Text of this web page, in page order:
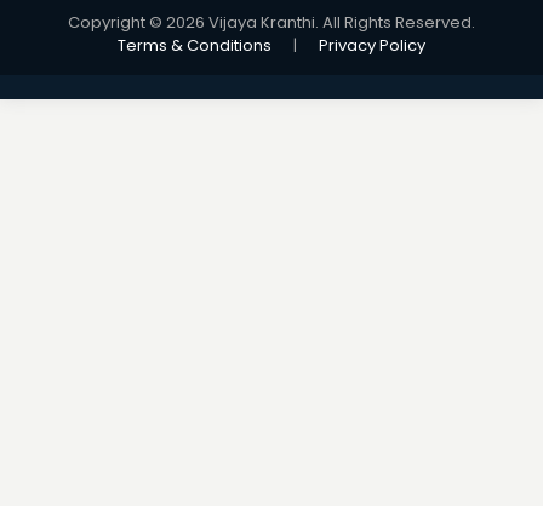
Copyright © 2026 Vijaya Kranthi. All Rights Reserved.
Terms & Conditions
| Privacy Policy